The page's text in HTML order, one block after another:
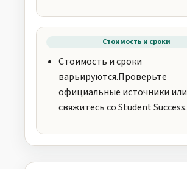
Стоимость и сроки
Стоимость и сроки
варьируются.Проверьте
официальные источники или
свяжитесь со Student Success.